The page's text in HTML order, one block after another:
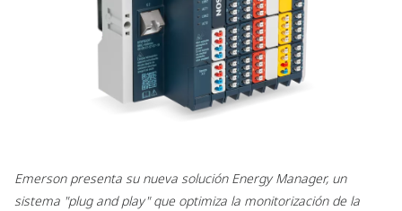
Emerson presenta su nueva solución Energy Manager, un
sistema "plug and play" que optimiza la monitorización de la